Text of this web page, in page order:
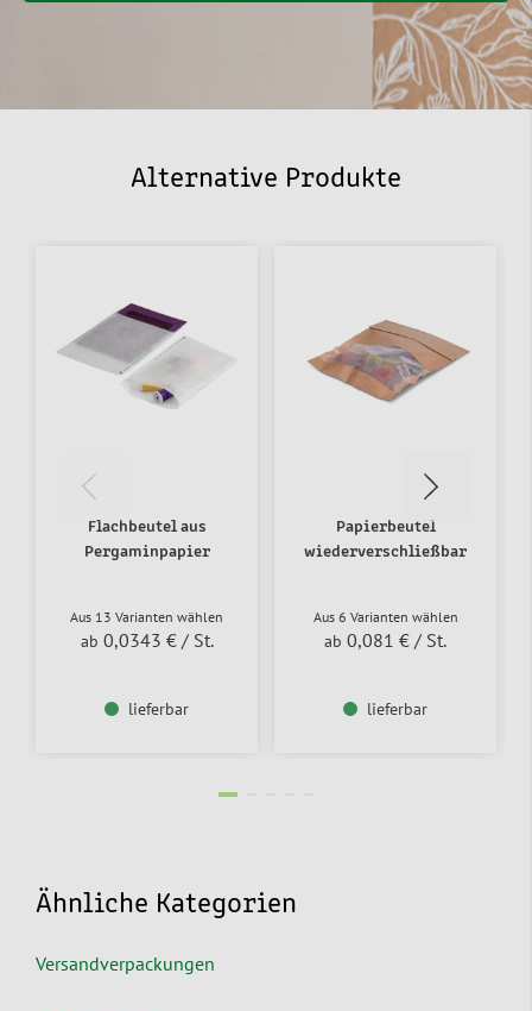
Alternative Produkte
Flachbeutel aus
Pergaminpapier
Aus 13 Varianten wählen
ab 0,0343 € / St.
lieferbar
Papierbeutel
wiederverschließbar
Aus 6 Varianten wählen
ab 0,081 € / St.
lieferbar
Ähnliche Kategorien
Versandverpackungen